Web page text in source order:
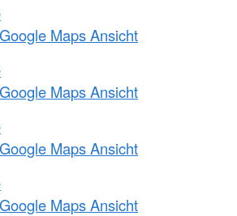
Maps Ansicht
Maps Ansicht
Maps Ansicht
Maps Ansicht